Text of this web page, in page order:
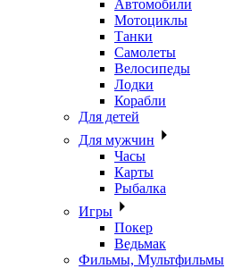
Автомобили
Мотоциклы
Танки
Самолеты
Велосипеды
Лодки
Корабли
Для детей
Для мужчин
Часы
Карты
Рыбалка
Игры
Покер
Ведьмак
Фильмы, Мультфильмы